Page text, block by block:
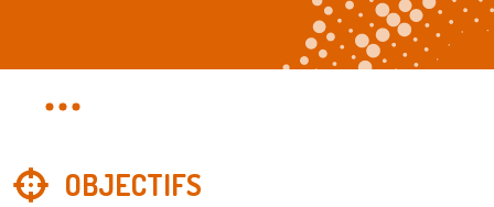
OBJECTIFS